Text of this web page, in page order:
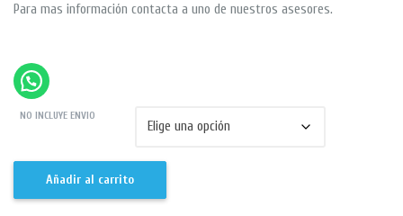
Para mas información contacta a uno de nuestros asesores.
NO INCLUYE ENVIO
Añadir al carrito